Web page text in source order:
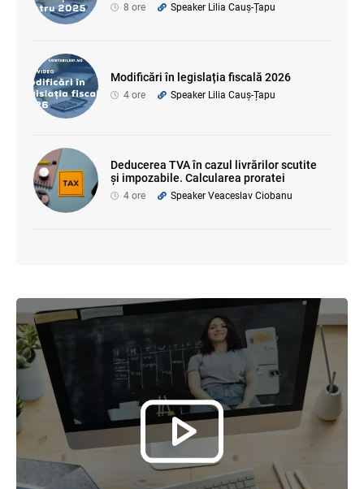
8 ore Speaker Lilia Cauș-Țapu
Modificări în legislația fiscală 2026
4 ore Speaker Lilia Cauș-Țapu
Deducerea TVA în cazul livrărilor scutite
și impozabile. Calcularea proratei
4 ore Speaker Veaceslav Ciobanu